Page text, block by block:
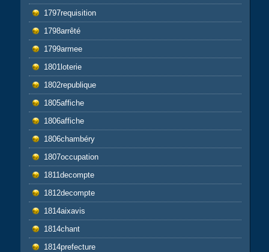
1797requisition
1798arrêté
1799armee
1801loterie
1802republique
1805affiche
1806affiche
1806chambéry
1807occupation
1811decompte
1812decompte
1814aixavis
1814chant
1814prefecture